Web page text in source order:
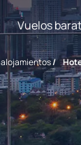
Vuelos
alojamientos/